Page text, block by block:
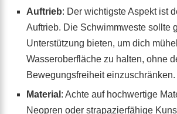
Auftrieb: Der wichtigste Aspekt ist
Auftrieb. Die Schwimmweste sollte
Unterstützung bieten, um dich
Wasseroberfläche zu halten, ohne
Bewegungsfreiheit einzuschränken.
Material : Achte auf hochwertige
Neopren oder strapazierfähige